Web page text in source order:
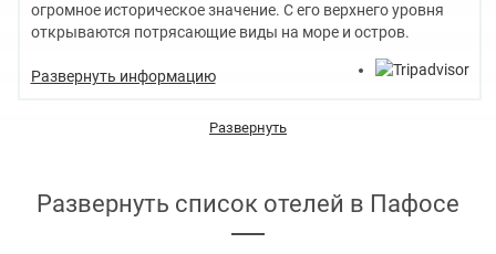
огромное историческое значение. С его верхнего уровня
открываются потрясающие виды на море и остров.
Развернуть информацию
Развернуть
Развернуть список отелей в Пафосе